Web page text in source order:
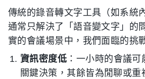
傳統的錄音轉文字工具（如系統
通常只解決了「語音變文字」的
實的會議場景中，我們面臨的挑
資訊密度低 ：一小時的會議
關鍵決策，其餘皆為閒聊或重